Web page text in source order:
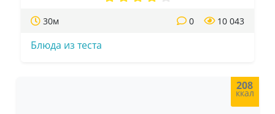
30м 10 043
0
Блюда из теста
208
ккал